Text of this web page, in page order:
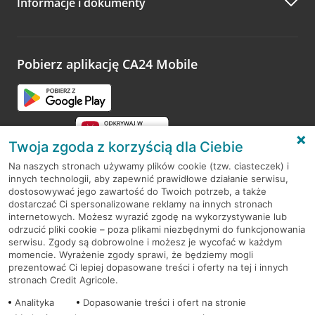
Zachęcamy do podzielenia się z nami opinią o wizycie.
opinie.
Pobierz aplikację CA24 Mobile
RODO
Regulamin serwisu
Mapa serwisu
PolitykaCookies
Twoja zgoda z korzyścią dla Ciebie
Na naszych stronach używamy plików cookie (tzw. ciasteczek) i
innych technologii, aby zapewnić prawidłowe działanie serwisu,
dostosowywać jego zawartość do Twoich potrzeb, a także
dostarczać Ci spersonalizowane reklamy na innych stronach
internetowych. Możesz wyrazić zgodę na wykorzystywanie lub
odrzucić pliki cookie – poza plikami niezbędnymi do funkcjonowania
serwisu. Zgody są dobrowolne i możesz je wycofać w każdym
momencie. Wyrażenie zgody sprawi, że będziemy mogli
prezentować Ci lepiej dopasowane treści i oferty na tej i innych
stronach Credit Agricole.
Analityka
Dopasowanie treści i ofert na stronie